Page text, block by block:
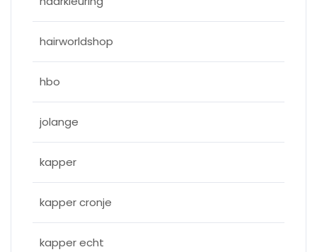
hairworldshop
hbo
jolange
kapper
kapper cronje
kapper echt